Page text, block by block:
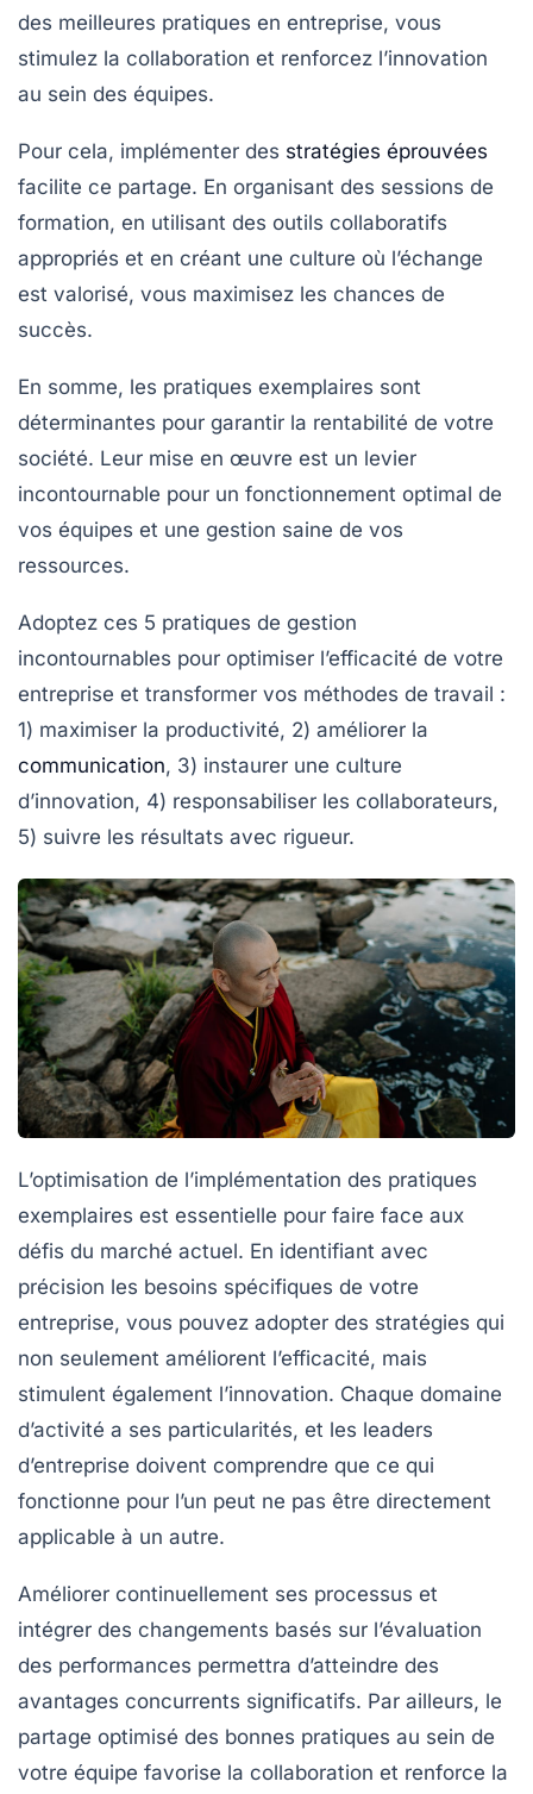
des meilleures pratiques en entreprise, vous
stimulez la collaboration et renforcez l’innovation
au sein des équipes.
Pour cela, implémenter des stratégies éprouvées
facilite ce partage. En organisant des sessions de
formation, en utilisant des outils collaboratifs
appropriés et en créant une culture où l’échange
est valorisé, vous maximisez les chances de
succès.
En somme, les pratiques exemplaires sont
déterminantes pour garantir la rentabilité de votre
société. Leur mise en œuvre est un levier
incontournable pour un fonctionnement optimal de
vos équipes et une gestion saine de vos
ressources.
Adoptez ces 5 pratiques de gestion
incontournables pour optimiser l’efficacité de votre
entreprise et transformer vos méthodes de travail :
1) maximiser la productivité, 2) améliorer la
communication, 3) instaurer une culture
d’innovation, 4) responsabiliser les collaborateurs,
5) suivre les résultats avec rigueur.
L’optimisation de l’implémentation des pratiques
exemplaires est essentielle pour faire face aux
défis du marché actuel. En identifiant avec
précision les besoins spécifiques de votre
entreprise, vous pouvez adopter des stratégies qui
non seulement améliorent l’efficacité, mais
stimulent également l’innovation. Chaque domaine
d’activité a ses particularités, et les leaders
d’entreprise doivent comprendre que ce qui
fonctionne pour l’un peut ne pas être directement
applicable à un autre.
Améliorer continuellement ses processus et
intégrer des changements basés sur l’évaluation
des performances permettra d’atteindre des
avantages concurrents significatifs. Par ailleurs, le
partage optimisé des bonnes pratiques au sein de
votre équipe favorise la collaboration et renforce la